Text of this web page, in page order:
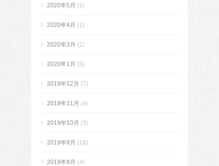
2020年5月 (1)
2020年4月 (1)
2020年3月 (2)
2020年1月 (3)
2019年12月 (7)
2019年11月 (4)
2019年10月 (3)
2019年9月 (18)
2019年8月 (4)